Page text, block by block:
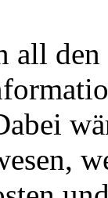
all